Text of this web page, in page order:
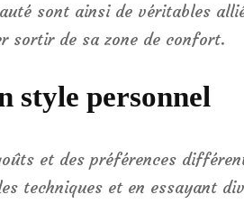
sont ainsi de véritables
sortir de sa zone de confort.
style personnel
et des préférences
techniques et en essayant